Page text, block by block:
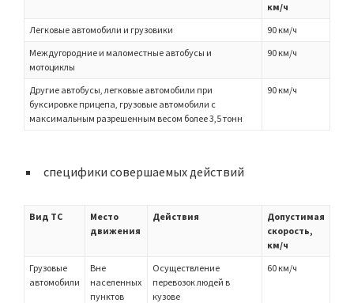
км/ч
Легковые автомобили и грузовики
90 км/ч
Междугородние и маломестные автобусы и
мотоциклы
90 км/ч
Другие автобусы, легковые автомобили при
буксировке прицепа, грузовые автомобили с
максимальным разрешенным весом более 3,5 тонн
90 км/ч
специфики совершаемых действий
Вид ТС
Место
движения
Действия
Допустимая
скорость,
км/ч
Грузовые
автомобили
Вне
населенных
пунктов
Осуществление
перевозок людей в
кузове
60 км/ч